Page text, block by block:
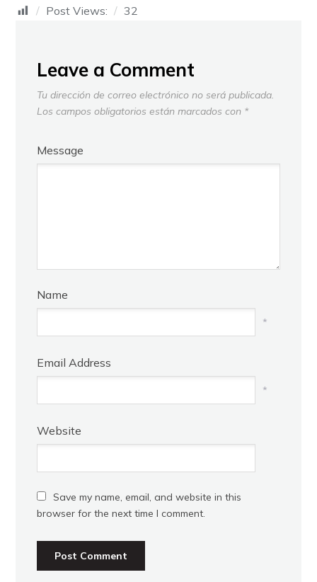
Post Views:
32
Leave a Comment
Tu dirección de correo electrónico no será publicada.
Los campos obligatorios están marcados con *
Message
Name
*
Email Address
*
Website
Save my name, email, and website in this
browser for the next time I comment.